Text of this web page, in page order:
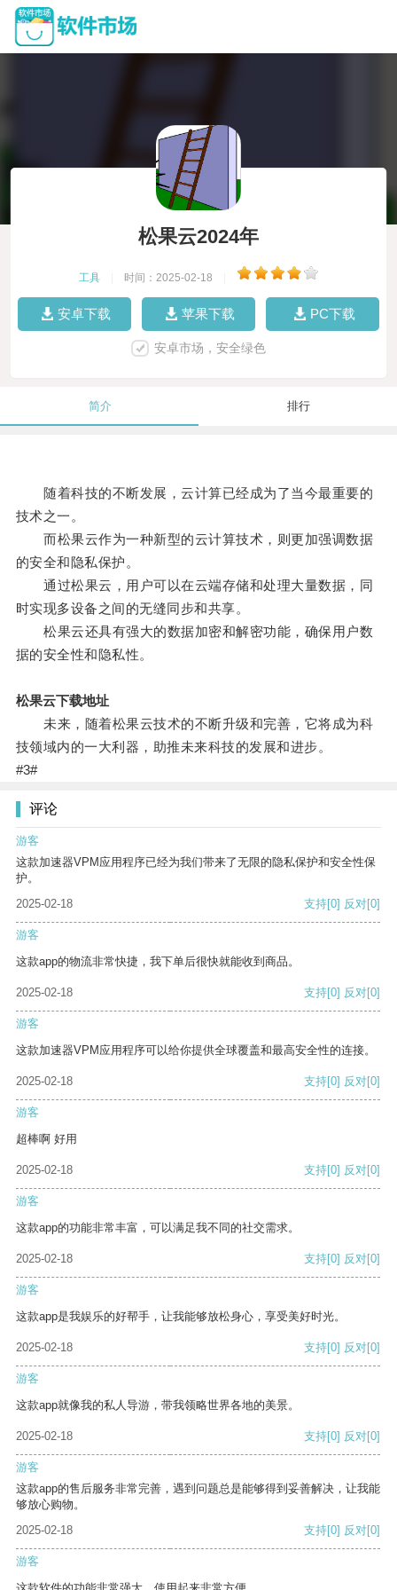
松果云2024年
工具 时间：2025-02-18
安卓下载 苹果下载 PC下载
安卓市场，安全绿色
简介 排行
随着科技的不断发展，云计算已经成为了当今最重要的
技术之一。
而松果云作为一种新型的云计算技术，则更加强调数据
的安全和隐私保护。
通过松果云，用户可以在云端存储和处理大量数据，同
时实现多设备之间的无缝同步和共享。
松果云还具有强大的数据加密和解密功能，确保用户数
据的安全性和隐私性。
松果云下载地址
未来，随着松果云技术的不断升级和完善，它将成为科
技领域内的一大利器，助推未来科技的发展和进步。
#3#
评论
游客
这款加速器VPM应用程序已经为我们带来了无限的隐私保护和安全性保
护。
2025-02-18
支持[0] 反对[0]
游客
这款app的物流非常快捷，我下单后很快就能收到商品。
2025-02-18 支持[0] 反对[0]
游客
这款加速器VPM应用程序可以给你提供全球覆盖和最高安全性的连接。
2025-02-18 支持[0] 反对[0]
游客
超棒啊 好用
2025-02-18 支持[0] 反对[0]
游客
这款app的功能非常丰富，可以满足我不同的社交需求。
2025-02-18 支持[0] 反对[0]
游客
这款app是我娱乐的好帮手，让我能够放松身心，享受美好时光。
2025-02-18 支持[0] 反对[0]
游客
这款app就像我的私人导游，带我领略世界各地的美景。
2025-02-18 支持[0] 反对[0]
游客
这款app的售后服务非常完善，遇到问题总是能够得到妥善解决，让我能
够放心购物。
2025-02-18
支持[0] 反对[0]
游客